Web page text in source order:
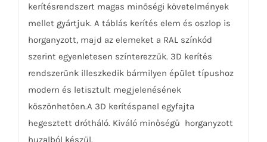
kerítésrendszert magas minőségi követelmények
mellet gyártjuk. A táblás kerítés elem és oszlop is
horganyzott, majd az elemeket a RAL színkód
szerint egyenletesen színterezzük. 3D kerítés
rendszerünk illeszkedik bármilyen épület típushoz
modern és letisztult megjelenésének
köszönhetően.A 3D kerítéspanel egyfajta
hegesztett drótháló. Kiváló minőségű horganyzott
huzalból készül.